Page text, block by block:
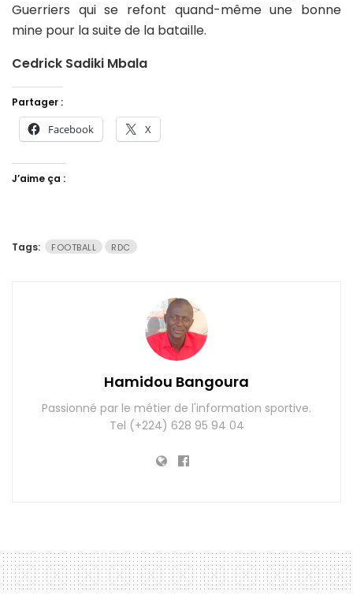
Guerriers qui se refont quand-même une bonne
mine pour la suite de la bataille.
Cedrick Sadiki Mbala
Partager :
Facebook X
J’aime ça :
Tags: FOOTBALL RDC
Hamidou Bangoura
Passionné par le métier de l'information sportive.
Tel (+224) 628 95 94 04